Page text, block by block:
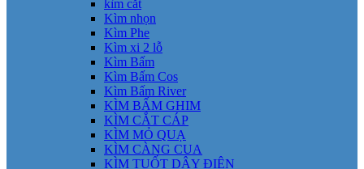
kìm cắt
Kìm nhọn
Kìm Phe
Kìm xi 2 lỗ
Kìm Bấm
Kìm Bấm Cos
Kìm Bấm River
KÌM BẤM GHIM
KÌM CẮT CÁP
KÌM MỎ QUẠ
KÌM CÀNG CUA
KÌM TUỐT DÂY ĐIỆN